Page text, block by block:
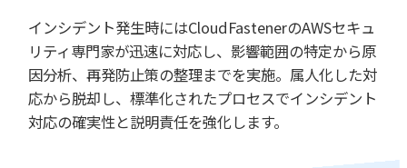
インシデント発生時にはCloudFastenerのAWSセキュ
リティ専門家が迅速に対応し、影響範囲の特定から原
因分析、再発防止策の整理までを実施。属人化した対
応から脱却し、標準化されたプロセスでインシデント
対応の確実性と説明責任を強化します。